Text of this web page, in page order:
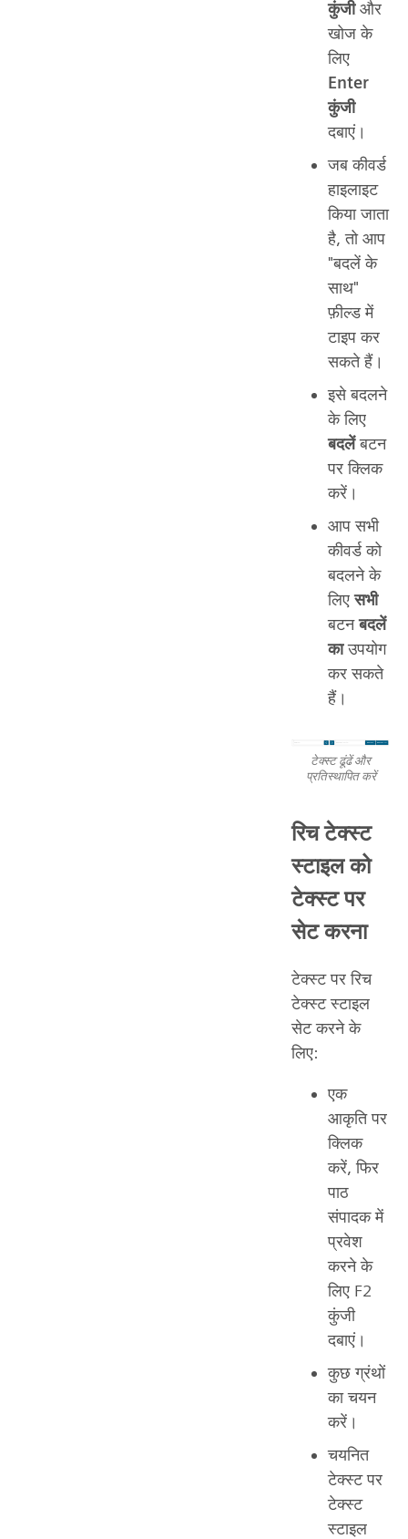
कुंजीऔर
खोज के
लिए
Enter
कुंजी
दबाएं।
जब कीवर्ड
हाइलाइट
किया जाता
है, तो आप
"बदलें के
साथ"
फ़ील्ड में
टाइप कर
सकते हैं।
इसे बदलने
के लिए
बदलेंबटन
पर क्लिक
करें।
आप सभी
कीवर्ड को
बदलने के
लिएसभी
बटनबदलें
काउपयोग
कर सकते
हैं।
टेक्स्ट ढूंढें और
प्रतिस्थापित करें
रिच टेक्स्ट
स्टाइल को
टेक्स्ट पर
सेट करना
टेक्स्ट पर रिच
टेक्स्ट स्टाइल
सेट करने के
लिए:
एक
आकृति पर
क्लिक
करें, फिर
पाठ
संपादक में
प्रवेश
करने के
लिए F2
कुंजी
दबाएं।
कुछ ग्रंथों
का चयन
करें।
चयनित
टेक्स्ट पर
टेक्स्ट
स्टाइल